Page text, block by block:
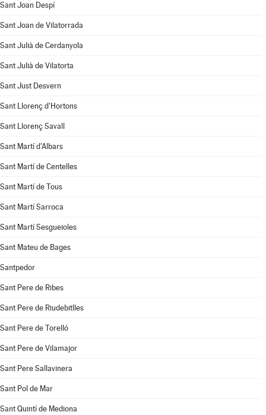
Sant Joan Despí
Sant Joan de Vilatorrada
Sant Julià de Cerdanyola
Sant Julià de Vilatorta
Sant Just Desvern
Sant Llorenç d'Hortons
Sant Llorenç Savall
Sant Martí d'Albars
Sant Martí de Centelles
Sant Martí de Tous
Sant Martí Sarroca
Sant Martí Sesgueioles
Sant Mateu de Bages
Santpedor
Sant Pere de Ribes
Sant Pere de Riudebitlles
Sant Pere de Torelló
Sant Pere de Vilamajor
Sant Pere Sallavinera
Sant Pol de Mar
Sant Quintí de Mediona